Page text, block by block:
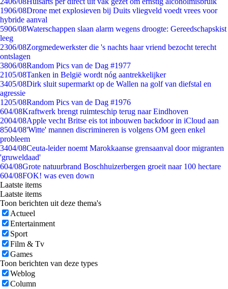
1906/08Drone met explosieven bij Duits vliegveld voedt vrees voor
hybride aanval
5906/08Waterschappen slaan alarm wegens droogte: Gereedschapskist
leeg
2306/08Zorgmedewerkster die 's nachts haar vriend bezocht terecht
ontslagen
3806/08Random Pics van de Dag #1977
2105/08Tanken in België wordt nóg aantrekkelijker
3405/08Dirk sluit supermarkt op de Wallen na golf van diefstal en
agressie
1205/08Random Pics van de Dag #1976
604/08Kraftwerk brengt ruimteschip terug naar Eindhoven
2004/08Apple vecht Britse eis tot inbouwen backdoor in iCloud aan
8504/08'Witte' mannen discrimineren is volgens OM geen enkel
probleem
3404/08Ceuta-leider noemt Marokkaanse grensaanval door migranten
'gruweldaad'
604/08Grote natuurbrand Boschhuizerbergen groeit naar 100 hectare
604/08FOK! was even down
Laatste items
Laatste items
Toon berichten uit deze thema's
Actueel
Entertainment
Sport
Film & Tv
Games
Toon berichten van deze types
Weblog
Column